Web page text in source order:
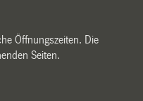
Öffnungszeiten. Die
Seiten.